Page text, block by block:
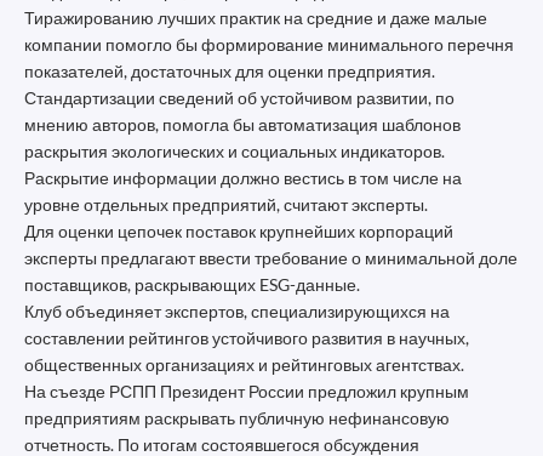
Тиражированию лучших практик на средние и даже малые
компании помогло бы формирование минимального перечня
показателей, достаточных для оценки предприятия.
Стандартизации сведений об устойчивом развитии, по
мнению авторов, помогла бы автоматизация шаблонов
раскрытия экологических и социальных индикаторов.
Раскрытие информации должно вестись в том числе на
уровне отдельных предприятий, считают эксперты.
Для оценки цепочек поставок крупнейших корпораций
эксперты предлагают ввести требование о минимальной доле
поставщиков, раскрывающих ESG-данные.
Клуб объединяет экспертов, специализирующихся на
составлении рейтингов устойчивого развития в научных,
общественных организациях и рейтинговых агентствах.
На съезде РСПП Президент России предложил крупным
предприятиям раскрывать публичную нефинансовую
отчетность. По итогам состоявшегося обсуждения